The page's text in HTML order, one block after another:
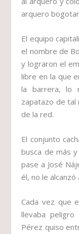
arquero
El equipo
el nombre de
y lograron el
libre en la que
la barrera, lo
zapatazo de tal
de la red.
El conjunto
busca de más
pase a José
él, no le
Cada vez que
llevaba
Pérez quiso